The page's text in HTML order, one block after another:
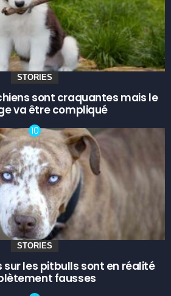
STORIES
sont craquantes mais le
va être compliqué
STORIES
sur les pitbulls sont en réalité
fausses